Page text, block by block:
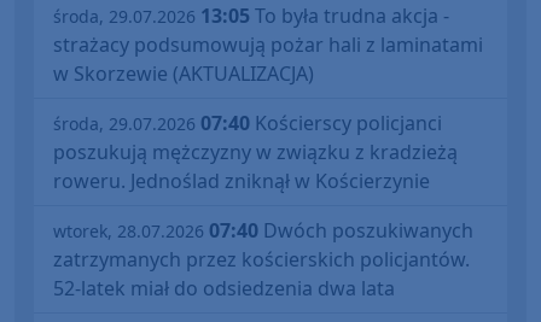
środa, 29.07.2026 13:05 To była trudna akcja -
strażacy podsumowują pożar hali z laminatami
w Skorzewie (AKTUALIZACJA)
środa, 29.07.2026 07:40 Kościerscy policjanci
poszukują mężczyzny w związku z kradzieżą
roweru. Jednoślad zniknął w Kościerzynie
wtorek, 28.07.2026 07:40 Dwóch poszukiwanych
zatrzymanych przez kościerskich policjantów.
52-latek miał do odsiedzenia dwa lata